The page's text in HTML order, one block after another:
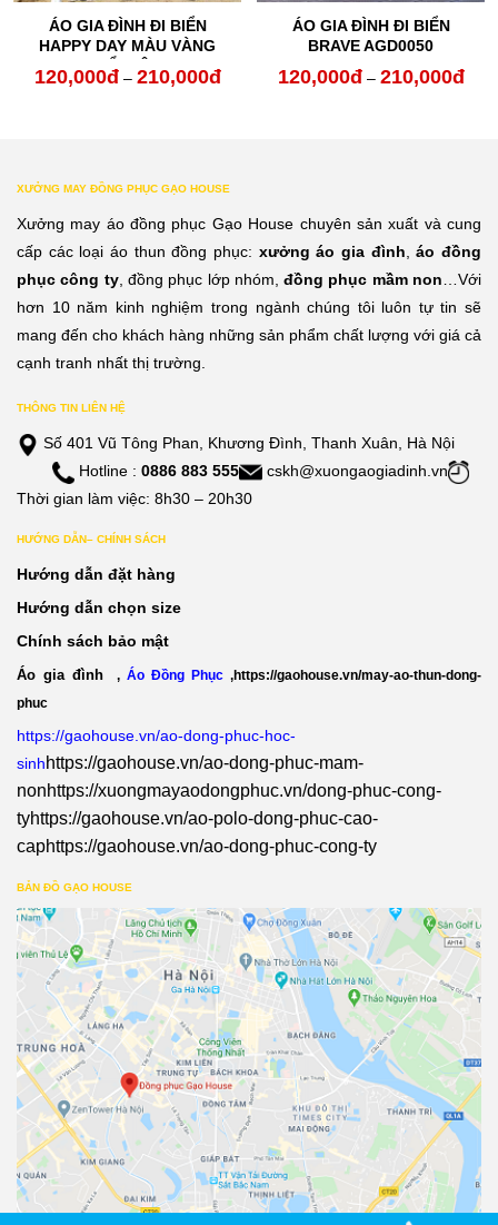
ÁO GIA ĐÌNH ĐI BIỂN
HAPPY DAY MÀU VÀNG
NỔI BẬT
120,000đ – 210,000đKhoảng
ÁO GIA ĐÌNH ĐI BIỂN
BRAVE AGD0050
120,000đ – 210,000đ
XƯỞNG MAY ĐỒNG PHỤC GẠO HOUSE
Xưởng may áo đồng phục Gạo House chuyên sản xuất và cung
cấp các loại áo thun đồng phục: xưởng áo gia đình ,áo đồng
phục công ty, đồng phục lớp nhóm,đồng phục mầm non …Với
hơn 10 năm kinh nghiệm trong ngành chúng tôi luôn tự tin sẽ
mang đến cho khách hàng những sản phẩm chất lượng với giá cả
cạnh tranh nhất thị trường.
THÔNG TIN LIÊN HỆ
Số 401 Vũ Tông Phan, Khương Đình, Thanh Xuân, Hà Nội
Hotline : 0886 883 555
cskh@xuongaogiadinh.vn
Thời gian làm việc: 8h30 – 20h30
HƯỚNG DẪN– CHÍNH SÁCH
Hướng dẫn đặt hàng
Hướng dẫn chọn size
Chính sách bảo mật
Áo gia đình , Áo Đồng Phục ,https://gaohouse.vn/may-ao-thun-dong-
phuc
https://gaohouse.vn/ao-dong-phuc-hoc-
sinhhttps://gaohouse.vn/ao-dong-phuc-mam-
nonhttps://xuongmayaodongphuc.vn/dong-phuc-cong-
tyhttps://gaohouse.vn/ao-polo-dong-phuc-cao-
caphttps://gaohouse.vn/ao-dong-phuc-cong-ty
BẢN ĐỒ GẠO HOUSE